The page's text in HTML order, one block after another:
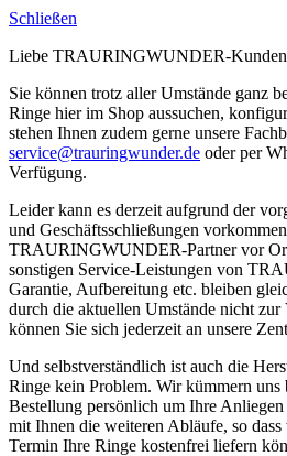
Schließen
Liebe TRAURINGWUNDER-
Sie können trotz aller Umstände ganz
Ringe hier im Shop aussuchen,
stehen Ihnen zudem gerne unsere
service@trauringwunder.de oder per
Verfügung.
Leider kann es derzeit aufgrund der
und Geschäftsschließungen
TRAURINGWUNDER-Partner vor
sonstigen Service-Leistungen von
Garantie, Aufbereitung etc. bleiben
durch die aktuellen Umstände nicht zur
können Sie sich jederzeit an unsere
Und selbstverständlich ist auch die
Ringe kein Problem. Wir kümmern uns
Bestellung persönlich um Ihre
mit Ihnen die weiteren Abläufe, so
Termin Ihre Ringe kostenfrei liefern